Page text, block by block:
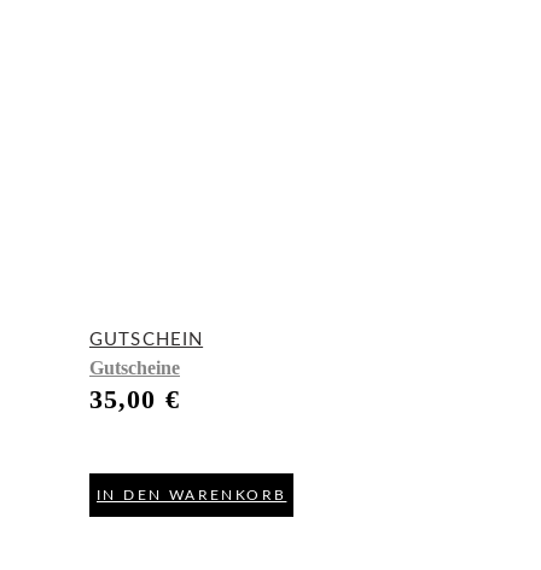
GUTSCHEIN
Gutscheine
35,00 €
IN DEN WARENKORB